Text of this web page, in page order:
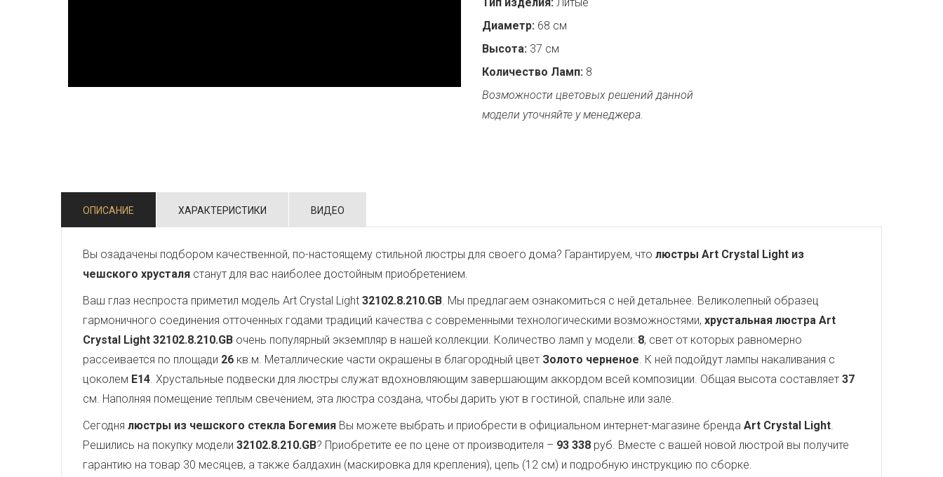
Диаметр: 68 см
Высота: 37 см
Количество Ламп: 8
Возможности цветовых решений данной
модели уточняйте у менеджера.
ОПИСАНИЕ ХАРАКТЕРИСТИКИ ВИДЕО
Вы озадачены подбором качественной, по-настоящему стильной люстры для своего дома? Гарантируем, что люстры Art Crystal Light из
чешского хрусталя станут для вас наиболее достойным приобретением.
Ваш глаз неспроста приметил модель Art Crystal Light 32102.8.210.GB. Мы предлагаем ознакомиться с ней детальнее. Великолепный образец
гармоничного соединения отточенных годами традиций качества с современными технологическими возможностями, хрустальная люстра Art
Crystal Light 32102.8.210.GB очень популярный экземпляр в нашей коллекции. Количество ламп у модели: 8, свет от которых равномерно
рассеивается по площади 26 кв.м. Металлические части окрашены в благородный цвет Золото черненое. К ней подойдут лампы накаливания с
цоколем E14. Хрустальные подвески для люстры служат вдохновляющим завершающим аккордом всей композиции. Общая высота составляет 37
см. Наполняя помещение теплым свечением, эта люстра создана, чтобы дарить уют в гостиной, спальне или зале.
Сегодня люстры из чешского стекла Богемия Вы можете выбрать и приобрести в официальном интернет-магазине бренда Art Crystal Light.
Решились на покупку модели 32102.8.210.GB? Приобретите ее по цене от производителя – 93 338 руб. Вместе с вашей новой люстрой вы получите
гарантию на товар 30 месяцев, а также балдахин (маскировка для крепления), цепь (12 см) и подробную инструкцию по сборке.